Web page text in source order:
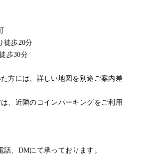
徒歩20分
歩30分
方には、詳しい地図を別途ご案内差
、近隣のコインパーキングをご利用
話、DMにて承っております。